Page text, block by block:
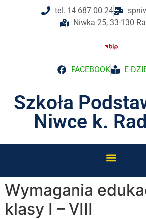
tel. 14 687 00 24
Niwka 25, 33-130
FACEBOOK E-
Szkoła
Niwce k.
Wymagania
klasy I – VIII